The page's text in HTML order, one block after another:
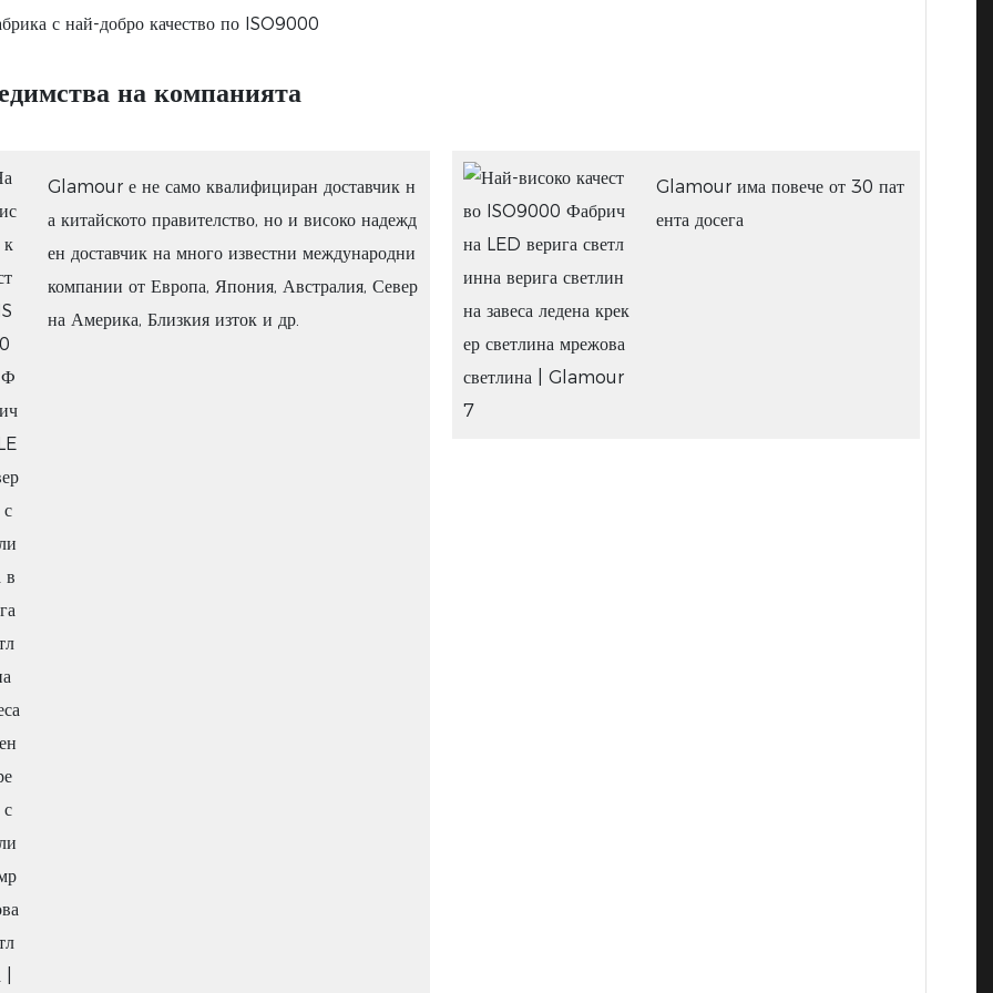
на компанията
Glamour е не само квалифициран доставчик н
а китайското правителство, но и високо надежд
ен доставчик на много известни международни
компании от Европа, Япония, Австралия, Север
на Америка, Близкия изток и др.
Glamour има повече от 30 пат
ента досега